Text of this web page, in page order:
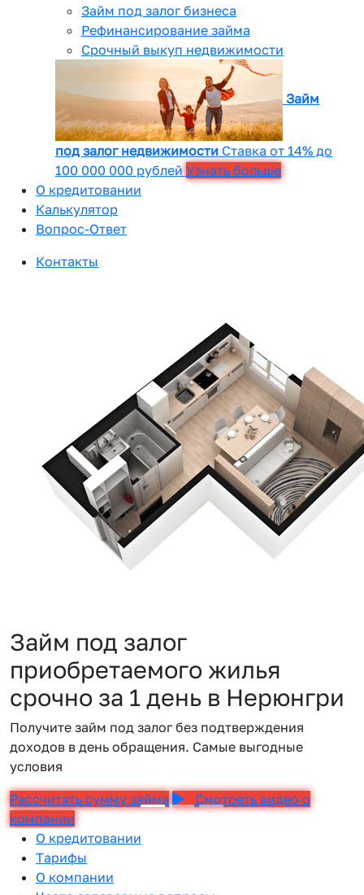
Займ под залог бизнеса
Рефинансирование займа
Срочный выкуп недвижимости
Займ
под залог недвижимости Ставка от 14% до
100 000 000 рублей Узнать больше
О кредитовании
Калькулятор
Вопрос-Ответ
Контакты
Займ под залог
приобретаемого жилья
срочно за 1 день в Нерюнгри
Получите займ под залог без подтверждения
доходов в день обращения. Самые выгодные
условия
Рассчитать сумму займа
Смотреть видео о
компании
О кредитовании
Тарифы
О компании